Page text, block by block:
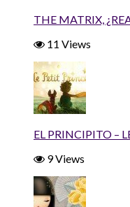
THE MATRIX,
11 Views
EL PRINCIPITO –
9 Views